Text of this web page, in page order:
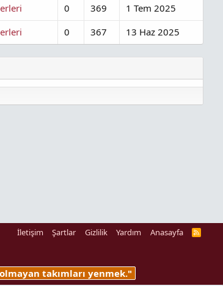
0 369 1 Tem 2025
0 367 13 Haz 2025
İletişim Şartlar Gizlilik Yardım Anasayfa
R
takımları yenmek."